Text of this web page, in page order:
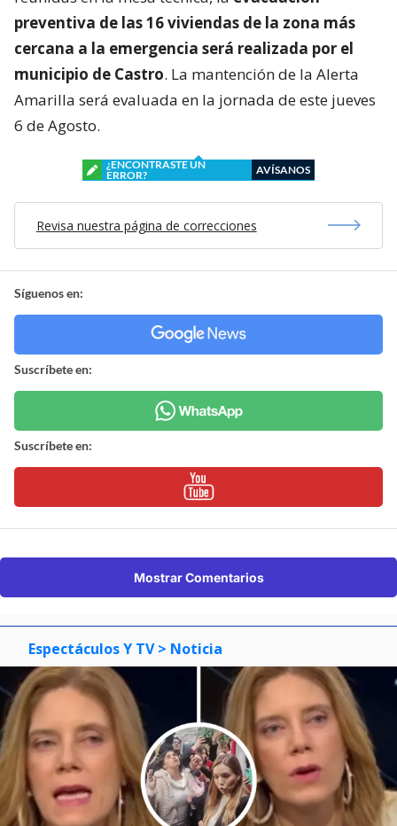
preventiva de las 16 viviendas de la zona más
cercana a la emergencia será realizada por el
municipio de Castro. La mantención de la Alerta
Amarilla será evaluada en la jornada de este jueves
6 de Agosto.
¿ENCONTRASTE UN
ERROR?
AVÍSANOS
Revisa nuestra página de correcciones
Síguenos en:
Suscríbete en:
Suscríbete en:
Mostrar Comentarios
Espectáculos Y TV > Noticia